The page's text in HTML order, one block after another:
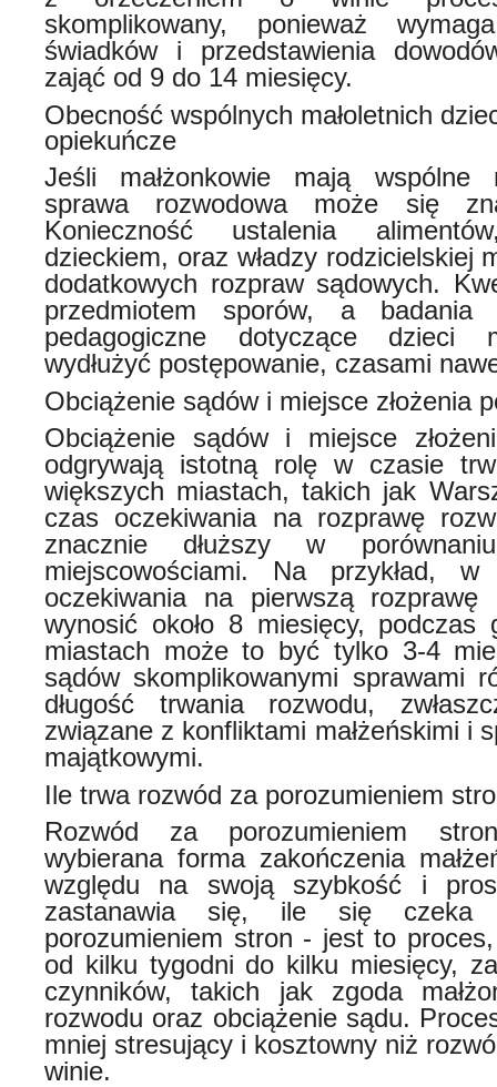
skomplikowany, ponieważ
świadków i przedstawienia
zająć od 9 do 14 miesięcy.
Obecność wspólnych małoletnich
opiekuńcze
Jeśli małżonkowie mają wspólne
sprawa rozwodowa może się
Konieczność ustalenia
dzieckiem, oraz władzy rodzicielskiej
dodatkowych rozpraw sądowych.
przedmiotem sporów, a badania
pedagogiczne dotyczące dzieci
wydłużyć postępowanie, czasami
Obciążenie sądów i miejsce złożenia
Obciążenie sądów i miejsce
odgrywają istotną rolę w czasie
większych miastach, takich jak
czas oczekiwania na rozprawę
znacznie dłuższy w
miejscowościami. Na przykład,
oczekiwania na pierwszą rozprawę
wynosić około 8 miesięcy, podczas
miastach może to być tylko 3-4
sądów skomplikowanymi sprawami
długość trwania rozwodu,
związane z konfliktami małżeńskimi i
majątkowymi.
Ile trwa rozwód za porozumieniem
Rozwód za porozumieniem
wybierana forma zakończenia
względu na swoją szybkość i
zastanawia się, ile się
porozumieniem stron - jest to
od kilku tygodni do kilku miesięcy,
czynników, takich jak zgoda
rozwodu oraz obciążenie sądu.
mniej stresujący i kosztowny niż
winie.